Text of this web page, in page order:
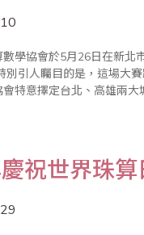
學協會於5月26日在新北
特意擇定台北、高雄兩
祝世界珠